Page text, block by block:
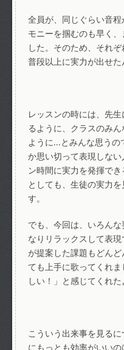
全員が、同じぐらい音
モニーを掴むのも早く
した。そのため、それ
普段以上に実力が出せた
レッスンの時には、先
るように、クラスのみ
ように…とみんな思うの
か思い切って表現しな
ン時間に実力を発揮で
としても、生徒の実力
す。
でも、今回は、いろん
なりリラックスして表
が提案した課題もどん
ても上手に歌ってくれ
しい！」と感じてくれた
こういう出来事を見る
にもっとも効率がいい